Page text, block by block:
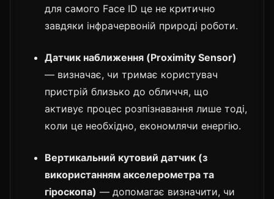
для самого Face ID це не критично
завдяки інфрачервоній природі роботи.
Датчик наближення (Proximity Sensor)
— визначає, чи тримає користувач
пристрій близько до обличчя, що
активує процес розпізнавання лише тоді,
коли це необхідно, економлячи енергію.
Вертикальний кутовий датчик (з
використанням акселерометра та
гіроскопа) — допомагає визначити, чи